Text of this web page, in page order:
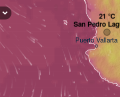
Puerto Vallarta
San Pedro